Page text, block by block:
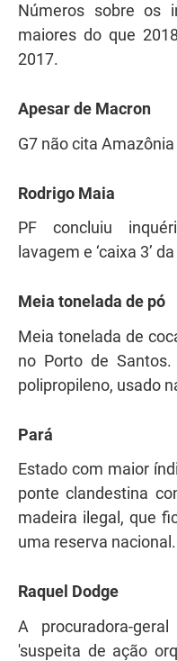
Números sobre os
maiores do que
2017.
Apesar de Macron
G7 não cita
Rodrigo Maia
PF concluiu
lavagem e ‘caixa 3’
Meia tonelada de pó
Meia tonelada de
no Porto de
polipropileno, usado
Pará
Estado com maior
ponte clandestina
madeira ilegal, que
uma reserva nacional.
Raquel Dodge
A procuradora-
'suspeita de ação